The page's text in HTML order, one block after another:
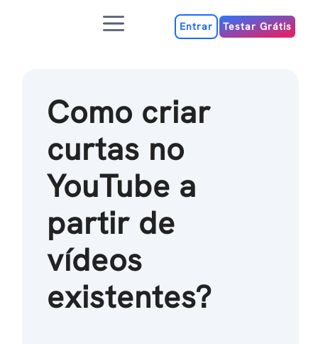
MenuEntrar Testar Grátis
Como criar
curtas no
YouTube a
partir de
vídeos
existentes?